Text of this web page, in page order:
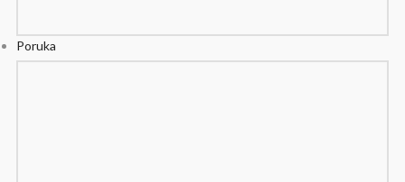
Poruka